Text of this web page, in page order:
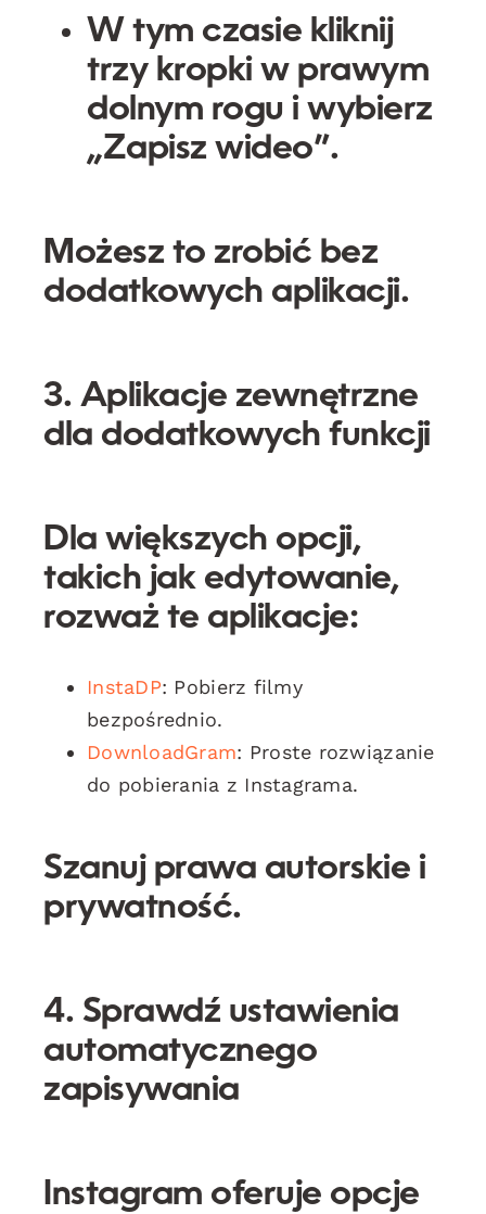
W tym czasie kliknij
trzy kropki w prawym
dolnym rogu i wybierz
„Zapisz wideo”.
Możesz to zrobić bez
dodatkowych aplikacji.
3. Aplikacje zewnętrzne
dla dodatkowych funkcji
Dla większych opcji,
takich jak edytowanie,
rozważ te aplikacje:
InstaDP: Pobierz filmy
bezpośrednio.
DownloadGram: Proste rozwiązanie
do pobierania z Instagrama.
Szanuj prawa autorskie i
prywatność.
4. Sprawdź ustawienia
automatycznego
zapisywania
Instagram oferuje opcje